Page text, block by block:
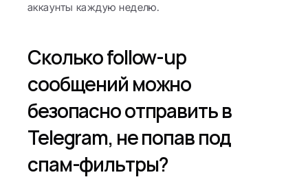
аккаунты каждую неделю.
Сколько follow-up
сообщений можно
безопасно отправить в
Telegram, не попав под
спам-фильтры?